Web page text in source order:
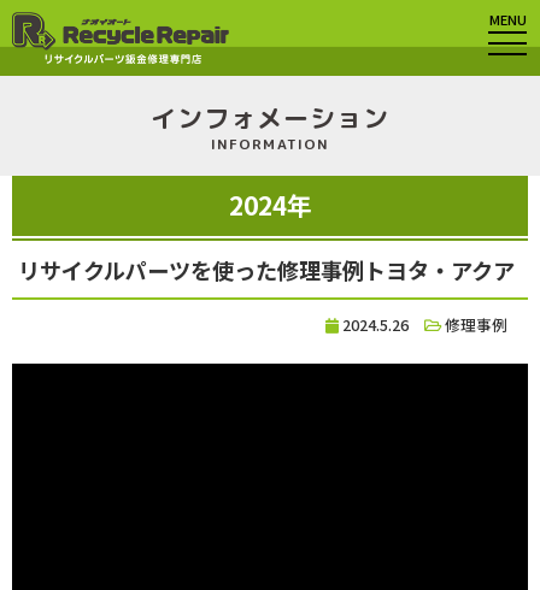
MENU
インフォメーション
INFORMATION
2024年
リサイクルパーツを使った修理事例トヨタ・アクア
2024.5.26 修理事例